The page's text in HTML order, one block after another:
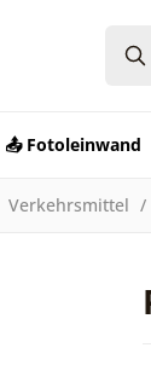
📤 Fotoleinwand
Verkehrsmittel